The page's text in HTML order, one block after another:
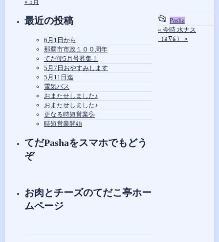
📂 投
稿
Pasha
« 今時 水ナス
（≧∇≦） »
« 5月
最近の投稿
6月1日から
那覇市市政１００周年
てだ便5月号募集！
5月7日おやすみします
5月11日迄
電気バス
おまたせしました♪
おまたせしました♪
更なる時短営業💦
時短営業開始
てだPashaをスマホでもどう
ぞ
お肉とチーズのてだこ亭ホー
ムページ